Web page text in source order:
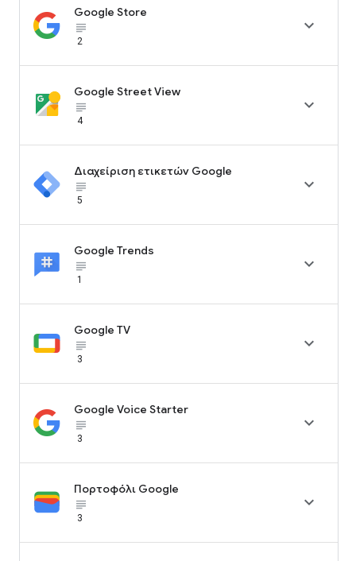
Google Store
subject_black
2

Google Street View
subject_black
4

Διαχείριση ετικετών Google
subject_black
5

Google Trends
subject_black
1

Google TV
subject_black
3

Google Voice Starter
subject_black
3

Πορτοφόλι Google
subject_black
3
